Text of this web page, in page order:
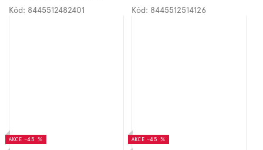
AKCE –45 %
Kód: 8445512482401
AKCE –45 %
Kód: 8445512514126